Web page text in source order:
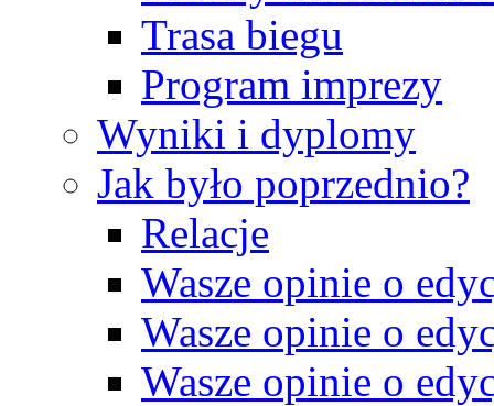
Trasa biegu
Program imprezy
Wyniki i dyplomy
Jak było poprzednio?
Relacje
Wasze opinie o
Wasze opinie o
Wasze opinie o